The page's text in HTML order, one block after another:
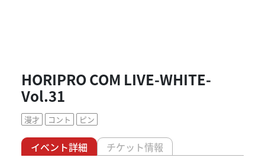
HORIPRO COM LIVE-WHITE-
Vol.31
漫才 コント ピン
イベント詳細
チケット情報